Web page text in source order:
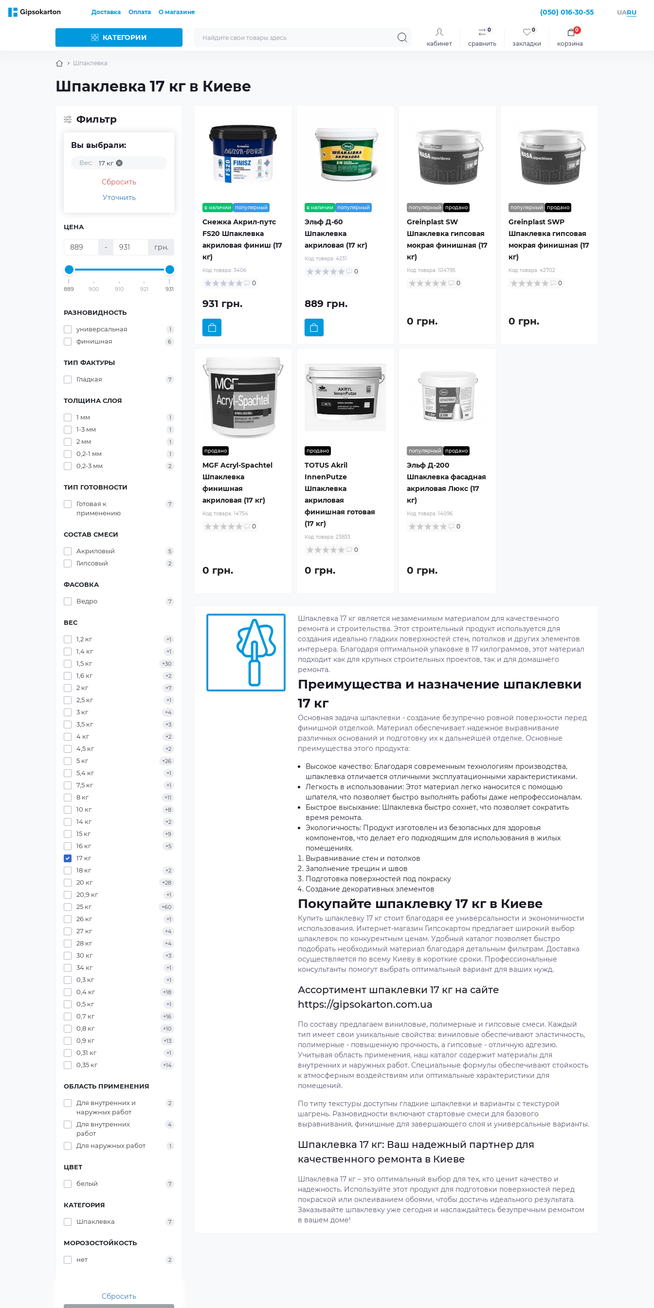
Доставка Оплата О магазине (050) 016-30-55 UARU
КАТЕГОРИИ
кабинет сравнить
0
закладки
0
корзина
0
Шпаклевка
Шпаклевка 17 кг в Киеве
Фильтр
Вы выбрали:
Вес: 17 кг
Сбросить
Уточнить
ЦЕНА
- грн.
889 900 910 921 931
РАЗНОВИДНОСТЬ
универсальная 1
финишная 6
ТИП ФАКТУРЫ
Гладкая 7
ТОЛЩИНА СЛОЯ
1 мм 1
1-3 мм 1
2 мм 1
0,2-1 мм 1
0,2-3 мм 2
ТИП ГОТОВНОСТИ
Готовая к
применению
7
СОСТАВ СМЕСИ
Акриловый 5
Гипсовый 2
ФАСОВКА
Ведро 7
ВЕС
1,2 кг +1
1,4 кг +1
1,5 кг +30
1,6 кг +2
2 кг +7
2,5 кг +1
3 кг +4
3,5 кг +3
4 кг +2
4,5 кг +2
5 кг +26
5,4 кг +1
7,5 кг +1
8 кг +11
10 кг +8
14 кг +2
15 кг +9
16 кг +5
17 кг
18 кг
+2
20 кг +28
20,9 кг +1
25 кг +60
26 кг +1
27 кг +4
28 кг +4
30 кг +3
34 кг +1
0,3 кг +1
0,4 кг +18
0,5 кг +1
0,7 кг +16
0,8 кг +10
0,9 кг +13
0,31 кг +1
0,35 кг +14
ОБЛАСТЬ ПРИМЕНЕНИЯ
Для внутренних и
наружных работ
2
Для внутренних
работ
4
Для наружных работ 1
ЦВЕТ
белый 7
КАТЕГОРИЯ
Шпаклевка 7
МОРОЗОСТОЙКОСТЬ
нет 2
Сбросить
в наличии популярный
Снежка Акрил-путс
FS20 Шпаклевка
акриловая финиш (17
кг)
Код товара: 3406
0
931 грн.
в наличии популярный
Эльф Д-60
Шпаклевка
акриловая (17 кг)
Код товара: 4231
0
889 грн.
популярный продано
Greinplast SW
Шпаклевка гипсовая
мокрая финишная (17
кг)
Код товара: 104795
0
0 грн.
популярный продано
Greinplast SWP
Шпаклевка гипсовая
мокрая финишная (17
кг)
Код товара:42702
0
0 грн.
продано
MGF Acryl-Spachtel
Шпаклевка
финишная
акриловая (17 кг)
Код товара: 14754
0
0 грн.
продано
TOTUS Akril
InnenPutze
Шпаклевка
акриловая
финишная готовая
(17 кг)
Код товара: 23833
0
0 грн.
популярный продано
Эльф Д-200
Шпаклевка фасадная
акриловая Люкс (17
кг)
Код товара: 14096
0
0 грн.
Шпаклевка 17 кг является незаменимым материалом для качественного
ремонта и строительства. Этот строительный продукт используется для
создания идеально гладких поверхностей стен, потолков и других элементов
интерьера. Благодаря оптимальной упаковке в 17 килограммов, этот материал
подходит как для крупных строительных проектов, так и для домашнего
ремонта.
Преимущества и назначение шпаклевки
17 кг
Основная задача шпаклевки - создание безупречно ровной поверхности перед
финишной отделкой. Материал обеспечивает надежное выравнивание
различных оснований и подготовку их к дальнейшей отделке. Основные
преимущества этого продукта:
Высокое качество: Благодаря современным технологиям производства,
шпаклевка отличается отличными эксплуатационными характеристиками.
Легкость в использовании: Этот материал легко наносится с помощью
шпателя, что позволяет быстро выполнять работы даже непрофессионалам.
Быстрое высыхание: Шпаклевка быстро сохнет, что позволяет сократить
время ремонта.
Экологичность: Продукт изготовлен из безопасных для здоровья
компонентов, что делает его подходящим для использования в жилых
помещениях.
Выравнивание стен и потолков
Заполнение трещин и швов
Подготовка поверхностей под покраску
Создание декоративных элементов
Покупайте шпаклевку 17 кг в Киеве
Купить шпаклевку 17 кг стоит благодаря ее универсальности и экономичности
использования. Интернет-магазин Гипсокартон предлагает широкий выбор
шпаклевок по конкурентным ценам. Удобный каталог позволяет быстро
подобрать необходимый материал благодаря детальным фильтрам. Доставка
осуществляется по всему Киеву в короткие сроки. Профессиональные
консультанты помогут выбрать оптимальный вариант для ваших нужд.
Ассортимент шпаклевки 17 кг на сайте
https://gipsokarton.com.ua
По составу предлагаем виниловые, полимерные и гипсовые смеси. Каждый
тип имеет свои уникальные свойства: виниловые обеспечивают эластичность,
полимерные - повышенную прочность, а гипсовые - отличную адгезию.
Учитывая область применения, наш каталог содержит материалы для
внутренних и наружных работ. Специальные формулы обеспечивают стойкость
к атмосферным воздействиям или оптимальные характеристики для
помещений.
По типу текстуры доступны гладкие шпаклевки и варианты с текстурой
шагрень. Разновидности включают стартовые смеси для базового
выравнивания, финишные для завершающего слоя и универсальные варианты.
Шпаклевка 17 кг: Ваш надежный партнер для
качественного ремонта в Киеве
Шпаклевка 17 кг – это оптимальный выбор для тех, кто ценит качество и
надежность. Используйте этот продукт для подготовки поверхностей перед
покраской или оклеиванием обоями, чтобы достичь идеального результата.
Заказывайте шпаклевку уже сегодня и наслаждайтесь безупречным ремонтом
в вашем доме!